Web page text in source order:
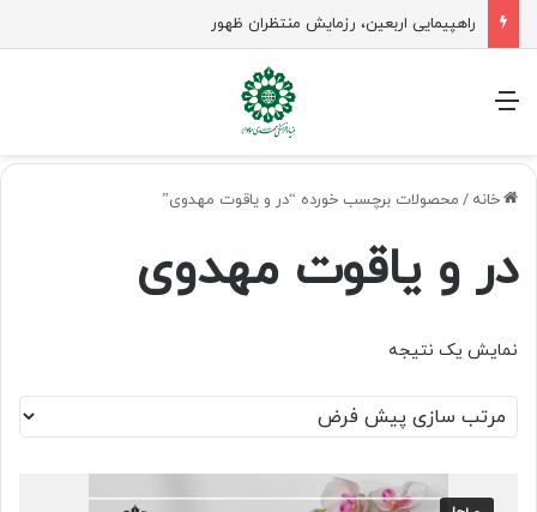
راهپیمایی اربعین، رزمایش منتظران ظهور
منو
خانه / محصولات برچسب خورده “در و یاقوت مهدوی”
در و یاقوت مهدوی
نمایش یک نتیجه